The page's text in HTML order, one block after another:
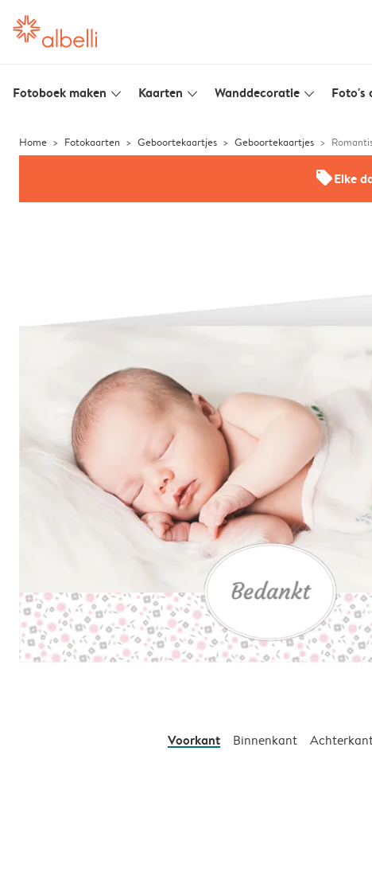
Fotoboek maken slim_arrow_down Kaarten slim_arrow_down Wanddecoratie slim_arrow_down Foto's
Home Fotokaarten Geboortekaartjes Geboortekaartjes
offersElke
Voorkant Binnenkant